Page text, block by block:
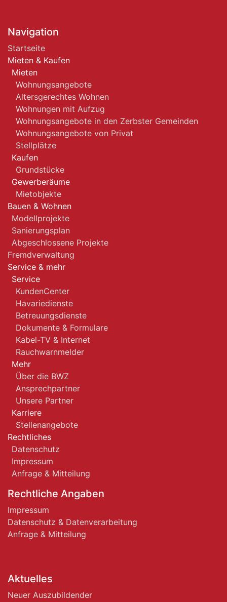
Navigation
Startseite
Mieten & Kaufen
Mieten
Wohnungsangebote
Altersgerechtes Wohnen
Wohnungen mit Aufzug
Wohnungsangebote in den Zerbster Gemeinden
Wohnungsangebote von Privat
Stellplätze
Kaufen
Grundstücke
Gewerberäume
Mietobjekte
Bauen & Wohnen
Modellprojekte
Sanierungsplan
Abgeschlossene Projekte
Fremdverwaltung
Service & mehr
Service
KundenCenter
Havariedienste
Betreuungsdienste
Dokumente & Formulare
Kabel-TV & Internet
Rauchwarnmelder
Mehr
Über die BWZ
Ansprechpartner
Unsere Partner
Karriere
Stellenangebote
Rechtliches
Datenschutz
Impressum
Anfrage & Mitteilung
Rechtliche Angaben
Impressum
Datenschutz & Datenverarbeitung
Anfrage & Mitteilung
Aktuelles
Neuer Auszubildender